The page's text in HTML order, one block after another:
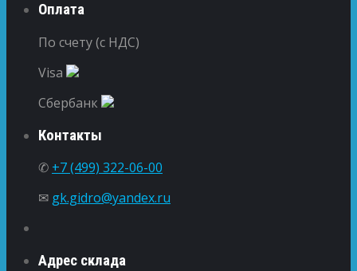
Оплата
По счету (с НДС)
Visa
Сбербанк
Контакты
✆ +7 (499) 322-06-00
✉ gk.gidro@yandex.ru
Адрес склада